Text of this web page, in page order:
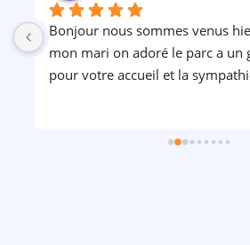
Bonjour nous sommes venus
mon mari on adoré le parc a un
pour votre accueil et la